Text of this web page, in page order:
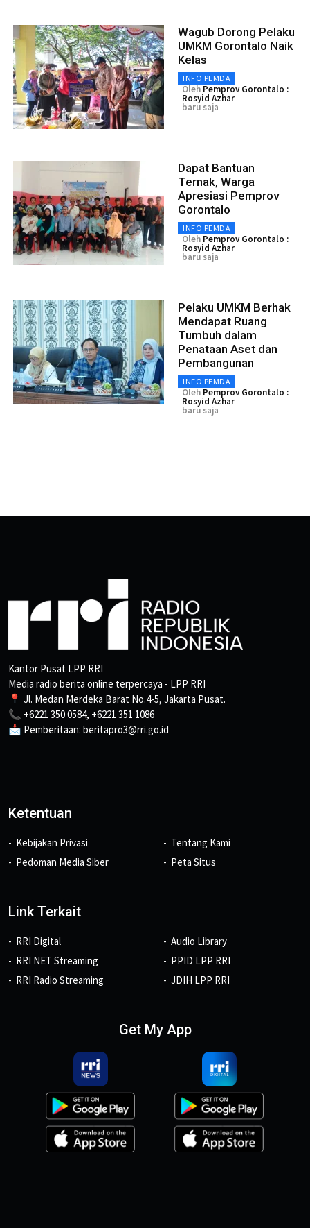
Wagub Dorong Pelaku
UMKM Gorontalo Naik
Kelas
INFO PEMDA
Oleh Pemprov Gorontalo :
Rosyid Azhar
baru saja
Dapat Bantuan
Ternak, Warga
Apresiasi Pemprov
Gorontalo
INFO PEMDA
Oleh Pemprov Gorontalo :
Rosyid Azhar
baru saja
Pelaku UMKM Berhak
Mendapat Ruang
Tumbuh dalam
Penataan Aset dan
Pembangunan
INFO PEMDA
Oleh Pemprov Gorontalo :
Rosyid Azhar
baru saja
Kantor Pusat LPP RRI
Media radio berita online terpercaya - LPP RRI
📍 Jl. Medan Merdeka Barat No.4-5, Jakarta Pusat.
📞 +6221 350 0584, +6221 351 1086
📩 Pemberitaan: beritapro3@rri.go.id
Ketentuan
Kebijakan Privasi
Pedoman Media Siber
Tentang Kami
Peta Situs
Link Terkait
RRI Digital
RRI NET Streaming
RRI Radio Streaming
Audio Library
PPID LPP RRI
JDIH LPP RRI
Get My App